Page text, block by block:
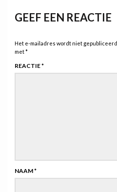
GEEF EEN REACTIE
Het e-mailadres wordt niet gepubliceerd.
met*
REACTIE*
NAAM*